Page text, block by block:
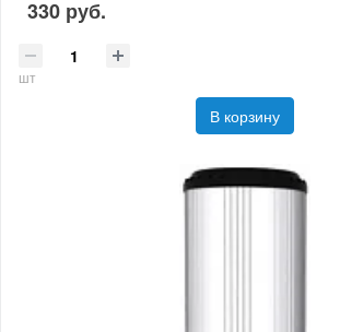
330 руб.
шт
В корзину